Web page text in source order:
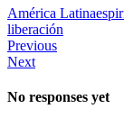
América Latina
liberación
Previous
Next
No responses yet